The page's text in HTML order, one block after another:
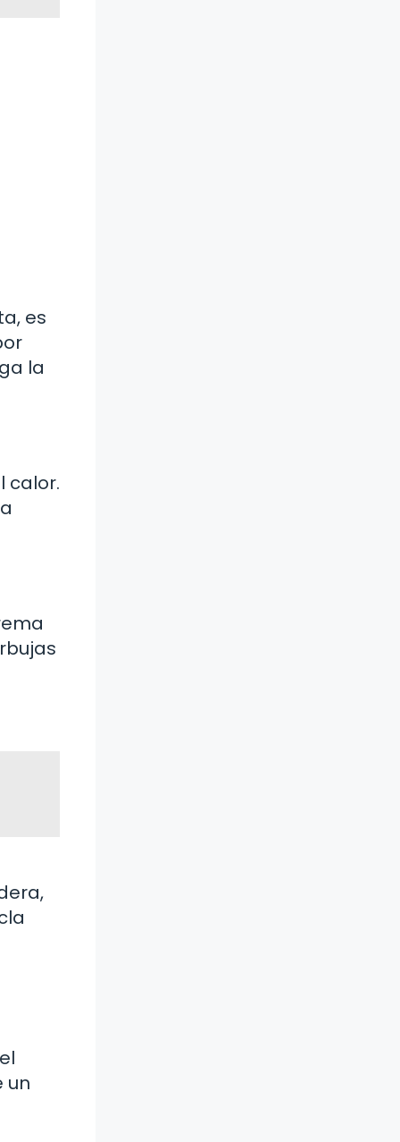
es
la
calor.
un